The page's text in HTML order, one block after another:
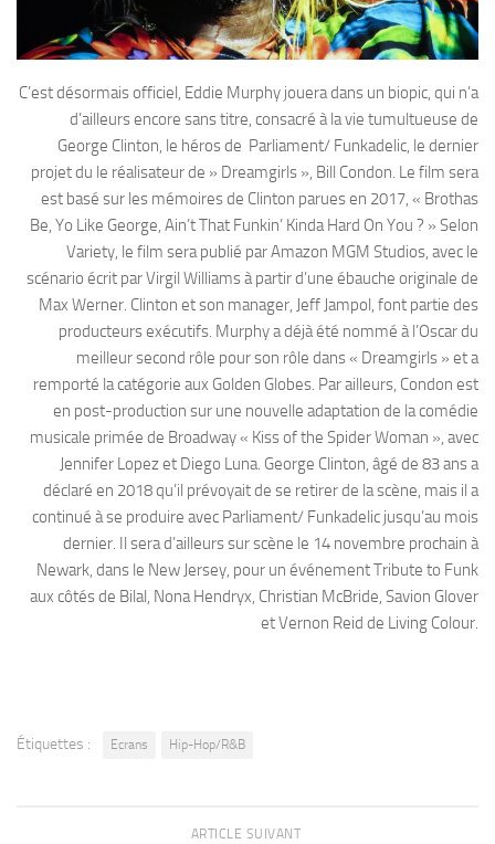
C’est désormais officiel, Eddie Murphy jouera dans un biopic, qui n’a
d’ailleurs encore sans titre, consacré à la vie tumultueuse de
George Clinton, le héros de Parliament/ Funkadelic, le dernier
projet du le réalisateur de » Dreamgirls », Bill Condon. Le film sera
est basé sur les mémoires de Clinton parues en 2017, « Brothas
Be, Yo Like George, Ain’t That Funkin’ Kinda Hard On You ? » Selon
Variety, le film sera publié par Amazon MGM Studios, avec le
scénario écrit par Virgil Williams à partir d’une ébauche originale de
Max Werner. Clinton et son manager, Jeff Jampol, font partie des
producteurs exécutifs. Murphy a déjà été nommé à l’Oscar du
meilleur second rôle pour son rôle dans « Dreamgirls » et a
remporté la catégorie aux Golden Globes. Par ailleurs, Condon est
en post-production sur une nouvelle adaptation de la comédie
musicale primée de Broadway « Kiss of the Spider Woman », avec
Jennifer Lopez et Diego Luna. George Clinton, âgé de 83 ans a
déclaré en 2018 qu’il prévoyait de se retirer de la scène, mais il a
continué à se produire avec Parliament/ Funkadelic jusqu’au mois
dernier. Il sera d’ailleurs sur scène le 14 novembre prochain à
Newark, dans le New Jersey, pour un événement Tribute to Funk
aux côtés de Bilal, Nona Hendryx, Christian McBride, Savion Glover
et Vernon Reid de Living Colour.
Étiquettes : Ecrans Hip-Hop/R&B
ARTICLE SUIVANT